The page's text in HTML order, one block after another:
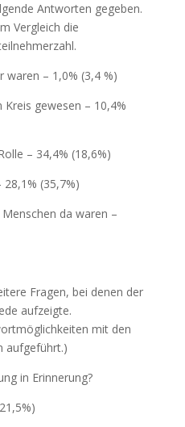
Antworten gegeben.
Vergleich die
waren – 1,0% (3,4 %)
gewesen – 10,4%
– 34,4% (18,6%)
(35,7%)
da waren –
Fragen, bei denen der
aufzeigte.
mit den
aufgeführt.)
in Erinnerung?